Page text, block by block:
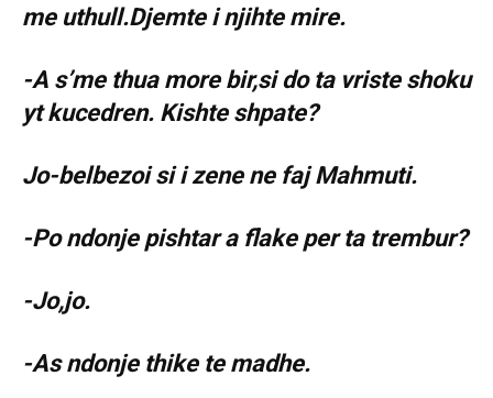
me uthull.Djemte i njihte mire.
-A s’me thua more bir,si do ta vriste shoku
yt kucedren. Kishte shpate?
Jo-belbezoi si i zene ne faj Mahmuti.
-Po ndonje pishtar a flake per ta trembur?
-Jo,jo.
-As ndonje thike te madhe.